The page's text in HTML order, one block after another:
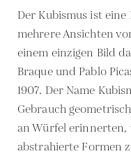
Der Kubismus ist
mehrere Ansichten
einem einzigen Bild
Braque und Pablo
1907. Der Name
Gebrauch
an Würfel
abstrahierte Formen